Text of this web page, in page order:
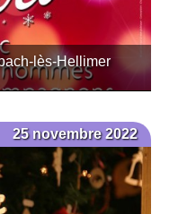
lès-Hellimer
25 novembre 2022